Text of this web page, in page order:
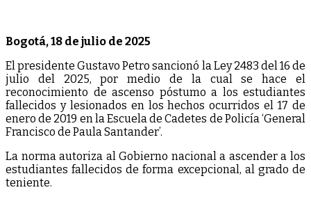
Bogotá, 18 de julio de 2025
El presidente Gustavo Petro sancionó la Ley 2483 del 16 de
julio del 2025, por medio de la cual se hace el
reconocimiento de ascenso póstumo a los estudiantes
fallecidos y lesionados en los hechos ocurridos el 17 de
enero de 2019 en la Escuela de Cadetes de Policía ‘General
Francisco de Paula Santander’.
La norma autoriza al Gobierno nacional a ascender a los
estudiantes fallecidos de forma excepcional, al grado de
teniente.